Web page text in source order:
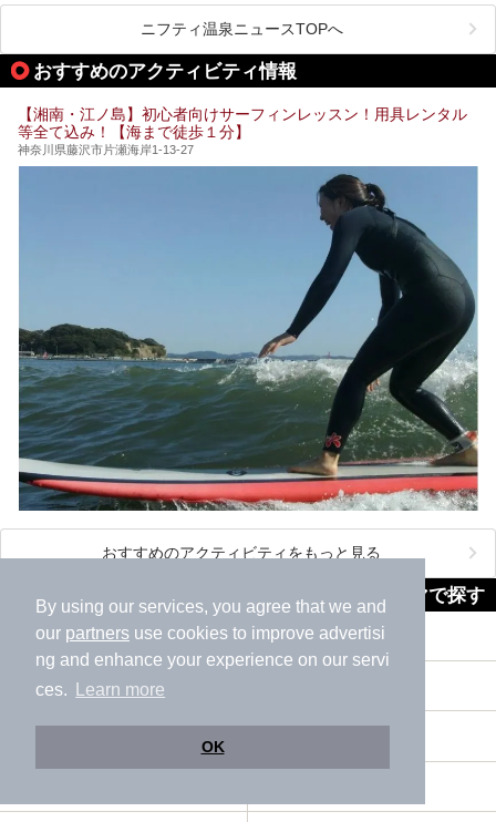
By using our services, you agree that we and
our partners use cookies to improve advertisi
ng and enhance your experience on our servi
ces.
Learn more
OK
提供元：株式会社西武・プリンスホテルズワールドワイド
【PR】
この記事はザ・プリンス 箱根芦ノ湖のPR記事です。
が楽しめるまさに眺望自慢の日帰り温泉。
そしてここは全24室の「箱根 芦ノ湖畔蛸川温泉 龍宮殿」と
して宿泊もできます。宿泊者は「龍宮殿本館」の営業時間に
加えて、朝6時からの宿泊者専用時間帯にも「龍宮殿本館」
のお風呂が利用できます。
今回は日帰り温泉としての「絶景日帰り温泉 龍宮殿本館
（以下、龍宮殿本館）」と、旅館としての「箱根 芦ノ湖畔
蛸川温泉 龍宮殿（以下、龍宮殿）」の両方の魅力をたっぷ
りお伝えします！
ここは箱根神社、九頭龍神社、白龍神社、箱根元宮と箱根の
4つの神社に囲まれたパワースポットです。
提供元：株式会社西武・プリンスホテルズワールドワイド
この記事は箱根 芦ノ湖畔蛸川温泉 龍宮殿のPR記事です。
ニフティ温泉ニュースTOPへ
おすすめのアクティビティ情報
【湘南・江ノ島】初心者向けサーフィンレッスン！用具レンタル
等全て込み！【海まで徒歩１分】
神奈川県藤沢市片瀬海岸1-13-27
おすすめのアクティビティをもっと見る
足柄上郡大井町近隣の市区町村から同じテーマで探す
伊勢原市 海老名市
座間市